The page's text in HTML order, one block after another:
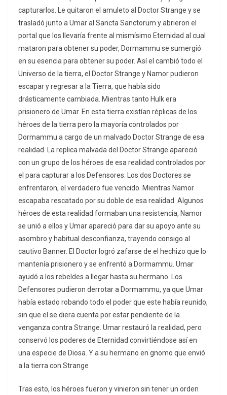
capturarlos. Le quitaron el amuleto al Doctor Strange y se
trasladó junto a Umar al Sancta Sanctorum y abrieron el
portal que los llevaría frente al mismísimo Eternidad al cual
mataron para obtener su poder, Dormammu se sumergió
en su esencia para obtener su poder. Así el cambió todo el
Universo de la tierra, el Doctor Strange y Namor pudieron
escapar y regresar a la Tierra, que había sido
drásticamente cambiada. Mientras tanto Hulk era
prisionero de Umar. En esta tierra existían réplicas de los
héroes de la tierra pero la mayoría controlados por
Dormammu a cargo de un malvado Doctor Strange de esa
realidad. La replica malvada del Doctor Strange apareció
con un grupo de los héroes de esa realidad controlados por
el para capturar a los Defensores. Los dos Doctores se
enfrentaron, el verdadero fue vencido. Mientras Namor
escapaba rescatado por su doble de esa realidad. Algunos
héroes de esta realidad formaban una resistencia, Namor
se unió a ellos y Umar apareció para dar su apoyo ante su
asombro y habitual desconfianza, trayendo consigo al
cautivo Banner. El Doctor logró zafarse de el hechizo que lo
mantenía prisionero y se enfrentó a Dormammu. Umar
ayudó a los rebeldes a llegar hasta su hermano. Los
Defensores pudieron derrotar a Dormammu, ya que Umar
había estado robando todo el poder que este había reunido,
sin que el se diera cuenta por estar pendiente de la
venganza contra Strange. Umar restauró la realidad, pero
conservó los poderes de Eternidad convirtiéndose así en
una especie de Diosa. Y a su hermano en gnomo que envió
a la tierra con Strange
Tras esto, los héroes fueron y vinieron sin tener un orden